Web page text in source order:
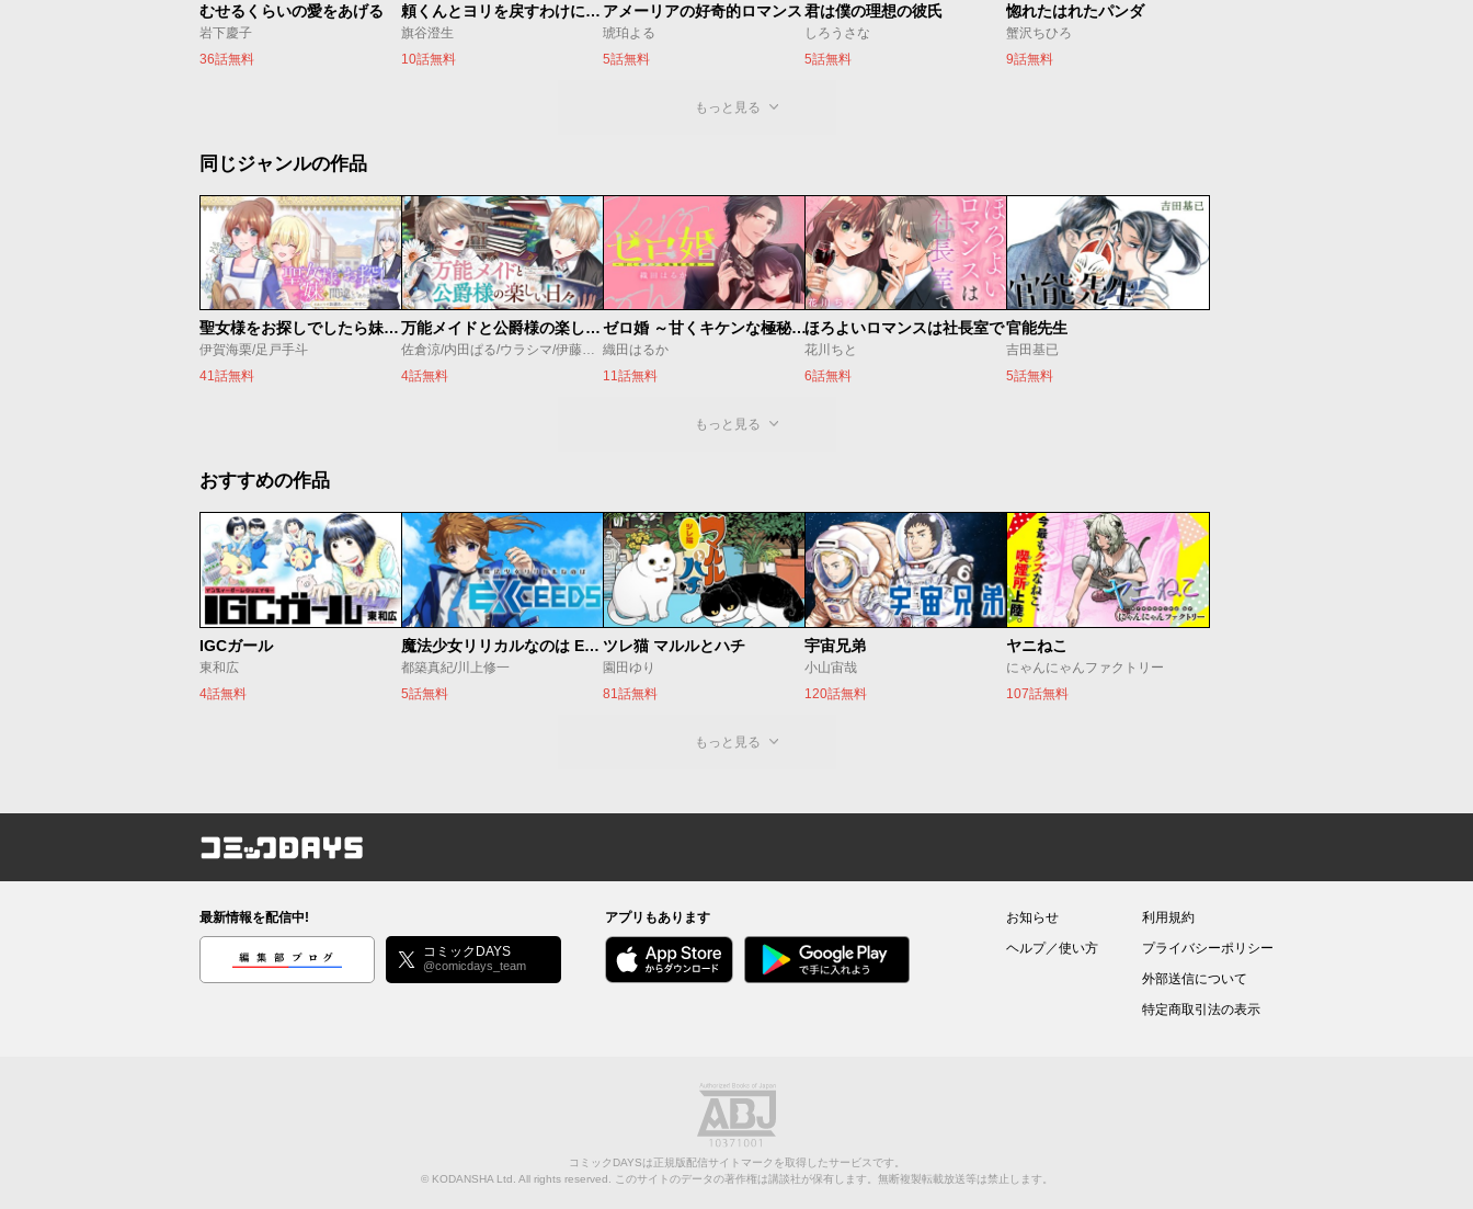
むせるくらいの愛をあげる
岩下慶子
36話無料
頼くんとヨリを戻すわけには！
旗谷澄生
10話無料
アメーリアの好奇的ロマンス
琥珀よる
5話無料
君は僕の理想の彼氏
しろうさな
5話無料
惚れたはれたパンダ
蟹沢ちひろ
9話無料
もっと見る
同じジャンルの作品
聖女様をお探しでしたら妹で間違いありません。さあどうぞお連れください、今すぐ。
伊賀海栗/足戸手斗
41話無料
万能メイドと公爵様の楽しい日々
佐倉涼/内田ぱる/ウラシマ/伊藤テリヤキ
4話無料
ゼロ婚 ～甘くキケンな極秘任務～
織田はるか
11話無料
ほろよいロマンスは社長室で
花川ちと
6話無料
官能先生
吉田基已
5話無料
もっと見る
おすすめの作品
IGCガール
東和広
4話無料
魔法少女リリカルなのは EXCEEDS
都築真紀/川上修一
5話無料
ツレ猫 マルルとハチ
園田ゆり
81話無料
宇宙兄弟
小山宙哉
120話無料
ヤニねこ
にゃんにゃんファクトリー
107話無料
もっと見る
コミックDAYS
最新情報を配信中!
編集部ブログ コミックDAYS
@comicdays_team
アプリもあります
お知らせ
ヘルプ／使い方
利用規約
プライバシーポリシー
外部送信について
特定商取引法の表示
コミックDAYSは正規版配信サイトマークを取得したサービスです。
© KODANSHA Ltd. All rights reserved. このサイトのデータの著作権は講談社が保有します。無断複製転載放送等は禁止します。